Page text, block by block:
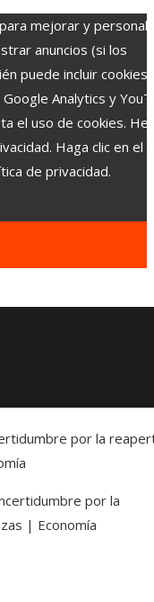
mejorar y
anuncios (si los
puede incluir cookies
Analytics y
el uso de cookies.
Haga clic en el
de privacidad.
por la